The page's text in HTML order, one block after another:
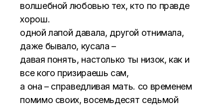
волшебной любовью тех, кто по правде
хорош.
одной лапой давала, другой отнимала,
даже бывало, кусала –
давая понять, настолько ты низок, как и
все кого призираешь сам,
а она – справедливая мать. со временем
помимо своих, восемьдесят седьмой